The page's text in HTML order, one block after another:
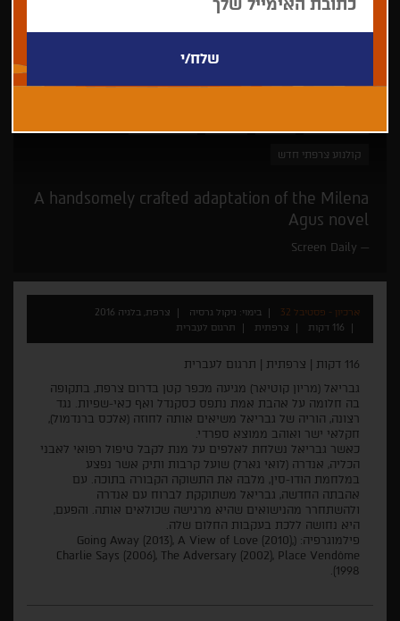
קולנוע צרפתי חדש
A handsomely crafted adaptation of the Milena
Agus novel
Screen Daily
ארכיון - פסטיבל 32 בימוי: ניקול גרסיה
צרפת, בלגיה 2016
116 דקות
צרפתית תרגום לעברית
116 דקות | צרפתית | תרגום לעברית
גבריאל (מריון קוטיאר) מגיעה מכפר קטן בדרום צרפת, בתקופה
בה חלומה על אהבת אמת נתפס כסקנדל ואף כאי-שפיות. נגד
רצונה, הוריה של גבריאל משיאים אותה לחוזה (אלכס ברנדמול),
חקלאי ישר ואוהב ממוצא ספרדי.
כאשר גבריאל נשלחת לאלפים על מנת לקבל טיפול רפואי לאבני
הכליה, אנדרה (לואי גארל) שועל קרבות ותיק אשר נפצע
במלחמת הודו-סין, מלבה את התשוקה הקבורה בתוכה. עם
אהבתה החדשה, גבריאל משתוקקת לברוח עם אנדרה
ולהשתחרר מהנישואים שהיא מרגישה שכולאים אותה. והפעם,
היא נחושה ללכת בעקבות החלום שלה.
פילמוגרפיה: (Going Away (2013), A View of Love (2010),
Charlie Says (2006), The Adversary (2002), Place Vendôme
(1998.